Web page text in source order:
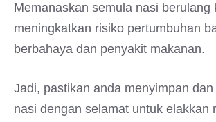
Memanaskan semula nasi berulang
meningkatkan risiko pertumbuhan
berbahaya dan penyakit makanan.
Jadi, pastikan anda menyimpan
nasi dengan selamat untuk elakkan